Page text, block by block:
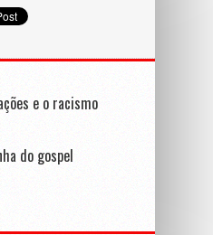
e o racismo
do gospel